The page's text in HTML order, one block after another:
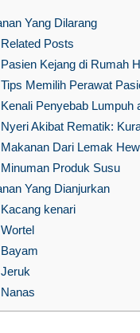
Yang Dilarang
Related Posts
Kejang di Rumah
Memilih Perawat
Penyebab Lumpuh
Akibat Rematik:
Dari Lemak
Produk Susu
Yang Dianjurkan
Kacang kenari